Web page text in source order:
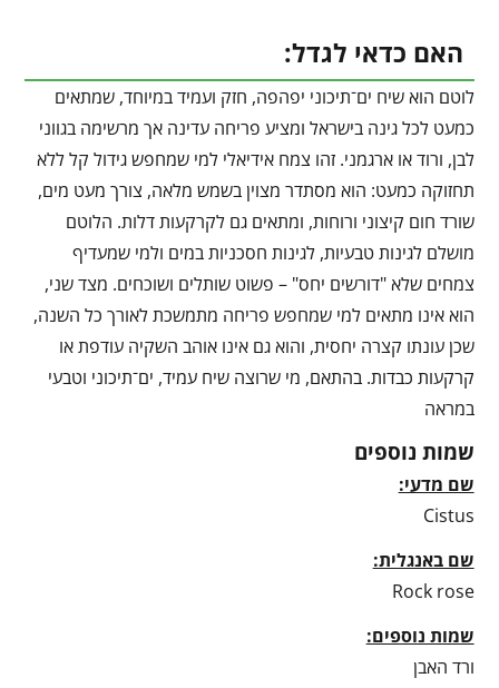
האם כדאי לגדל:
לוטם הוא שיח ים־תיכוני יפהפה, חזק ועמיד במיוחד, שמתאים
כמעט לכל גינה בישראל ומציע פריחה עדינה אך מרשימה בגווני
לבן, ורוד או ארגמני. זהו צמח אידיאלי למי שמחפש גידול קל ללא
תחזוקה כמעט: הוא מסתדר מצוין בשמש מלאה, צורך מעט מים,
שורד חום קיצוני ורוחות, ומתאים גם לקרקעות דלות. הלוטם
מושלם לגינות טבעיות, לגינות חסכניות במים ולמי שמעדיף
צמחים שלא "דורשים יחס" – פשוט שותלים ושוכחים. מצד שני,
הוא אינו מתאים למי שמחפש פריחה מתמשכת לאורך כל השנה,
שכן עונתו קצרה יחסית, והוא גם אינו אוהב השקיה עודפת או
קרקעות כבדות. בהתאם, מי שרוצה שיח עמיד, ים־תיכוני וטבעי
במראה
שמות נוספים
שם מדעי:
Cistus
שם באנגלית:
Rock rose
שמות נוספים:
ורד האבן